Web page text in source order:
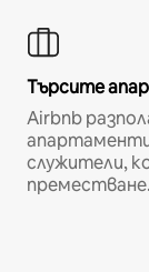
Търсите
Airbnb
служители,
преместване.